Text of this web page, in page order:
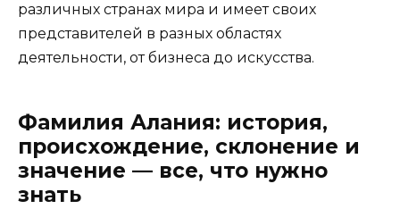
различных странах мира и имеет своих
представителей в разных областях
деятельности, от бизнеса до искусства.
Фамилия Алания: история,
происхождение, склонение и
значение — все, что нужно
знать